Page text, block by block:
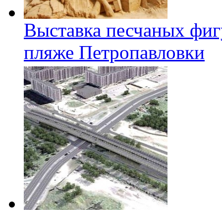
Выставка песчаных
пляже Петропавловки